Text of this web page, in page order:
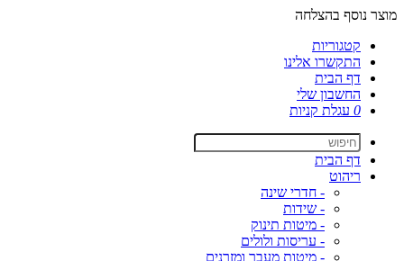
מוצר נוסף בהצלחה
קטגוריות
התקשרו אלינו
דף הבית
החשבון שלי
0 עגלת קניות
דף הבית
ריהוט
- חדרי שינה
- שידות
- מיטות תינוק
- עריסות ולולים
- מיטות מעבר ומזרנים